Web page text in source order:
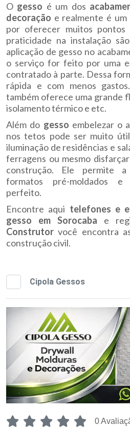
O gesso é um dos
decoração e realmente é um
por oferecer muitos pontos
praticidade na instalação
aplicação de gesso no
o serviço for feito por uma
contratado à parte. Dessa
rápida e com menos
também oferece uma grande
isolamento térmico e etc.
Além do gesso embelezar o
nos tetos pode ser muito
iluminação de residências e
ferragens ou mesmo
construção. Ele permite
formatos pré-moldados e
perfeito.
Encontre aqui telefones e
gesso em Sorocaba e
Construtorvocê encontra
construção civil.
Cipola Gessos
0